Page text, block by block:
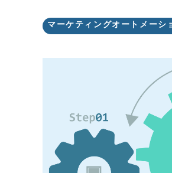
マーケティングオートメーシ